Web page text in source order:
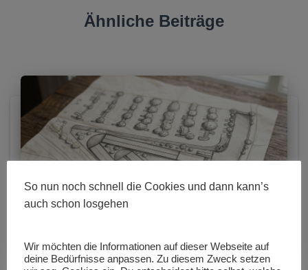
Ähnliche Beiträge
So nun noch schnell die Cookies und dann kann’s
auch schon losgehen
Wir möchten die Informationen auf dieser Webseite auf
deine Bedürfnisse anpassen. Zu diesem Zweck setzen